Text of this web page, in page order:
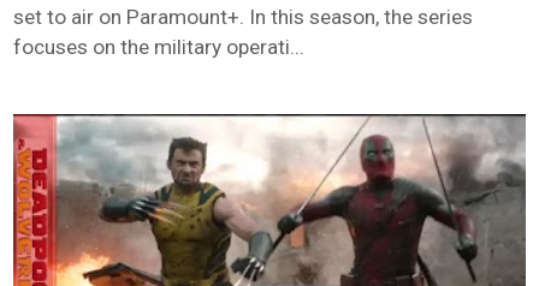
set to air on Paramount+. In this season, the series
focuses on the military operati...